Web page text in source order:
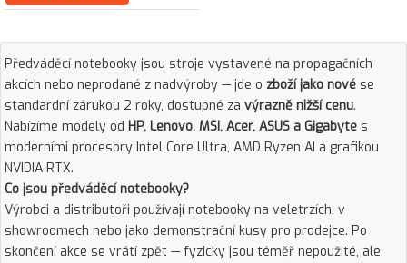
Předváděcí notebooky jsou stroje vystavené na propagačních
akcích nebo neprodané z nadvýroby — jde o zboží jako nové se
standardní zárukou 2 roky, dostupné za výrazně nižší cenu.
Nabízíme modely od HP, Lenovo, MSI, Acer, ASUS a Gigabyte s
moderními procesory Intel Core Ultra, AMD Ryzen AI a grafikou
NVIDIA RTX.
Co jsou předváděcí notebooky?
Výrobci a distributoři používají notebooky na veletrzích, v
showroomech nebo jako demonstrační kusy pro prodejce. Po
skončení akce se vrátí zpět — fyzicky jsou téměř nepoužité, ale